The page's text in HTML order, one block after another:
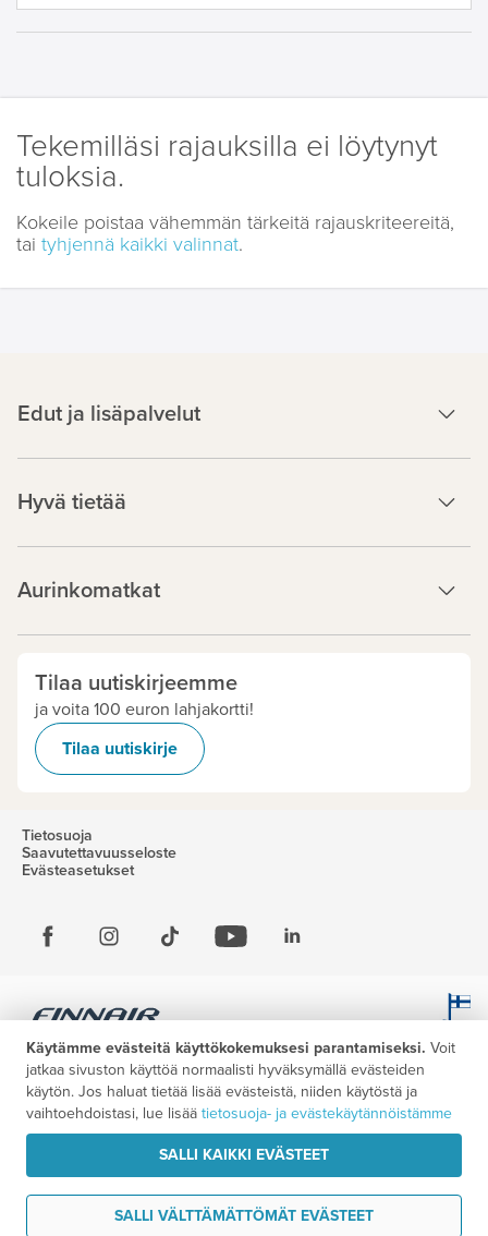
Tekemilläsi rajauksilla ei löytynyt
tuloksia.
Kokeile poistaa vähemmän tärkeitä rajauskriteereitä,
tai tyhjennä kaikki valinnat.
Edut ja lisäpalvelut
Hyvä tietää
Aurinkomatkat
Tilaa uutiskirjeemme
ja voita 100 euron lahjakortti!
Tilaa uutiskirje
Tietosuoja
Saavutettavuusseloste
Evästeasetukset
Käytämme evästeitä käyttökokemuksesi parantamiseksi. Voit
jatkaa sivuston käyttöä normaalisti hyväksymällä evästeiden
käytön. Jos haluat tietää lisää evästeistä, niiden käytöstä ja
vaihtoehdoistasi, lue lisää tietosuoja- ja evästekäytännöistämme
SALLI KAIKKI EVÄSTEET
SALLI VÄLTTÄMÄTTÖMÄT EVÄSTEET